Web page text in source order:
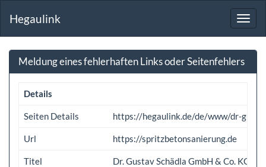
Hegaulink
Meldung eines fehlerhaften Links oder Seitenfehlers
Details
Seiten Details https://hegaulink.de/de/www/dr-
Url https://spritzbetonsanierung.de
Titel Dr. Gustav Schädla GmbH & Co. KG